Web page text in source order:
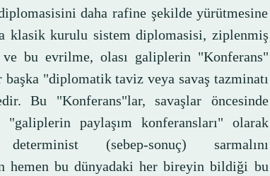
daha rafine şekilde yürütmesine
klasik kurulu sistem diplomasisi, ziplenmiş
bu evrilme, olası galiplerin "Konferans"
başka "diplomatik taviz veya savaş tazminatı
Bu "Konferans"lar, savaşlar öncesinde
paylaşım konferansları" olarak
(sebep-sonuç) sarmalını
hemen bu dünyadaki her bireyin bildiği bu